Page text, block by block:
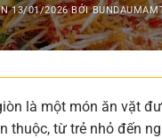
13/01/2026 BỞI
là một món ăn vặt
thuộc, từ trẻ nhỏ đến